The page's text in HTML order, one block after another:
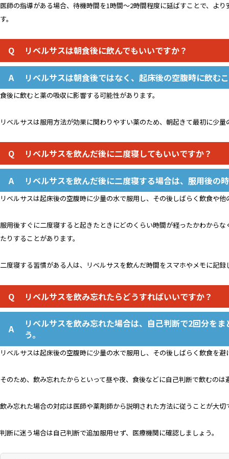
医師の指導がある場合、待機時間を1時間〜2時間程度に延ばすことで、よ
す。
リベルサスは朝食後に飲んでもいいですか？
リベルサスは朝食後ではなく、起床後の空腹時に飲む
食後に飲むと薬の吸収に影響する可能性があります。
リベルサスは服用方法が効果に関わりやすい薬のため、朝起きて最初に少
リベルサスを飲んだ後に二度寝してもいいですか？
リベルサスを飲んだ後に二度寝する場合は、服用後の
リベルサスは起床後の空腹時に少量の水で服用し、その後しばらく飲食や
服用後すぐに二度寝すると起きたときにどのくらい時間が経ったかわから
たりすることがあります。
二度寝する習慣がある人は、リベルサスを飲んだ時間をスマホやメモに記録
リベルサスを飲み忘れたらどうすればいいですか？
リベルサスを飲み忘れた場合は、自己判断で2回分を
う。
リベルサスは起床後の空腹時に少量の水で服用し、その後しばらく飲食を
そのため、飲み忘れたからといって昼や夜、食後などに自己判断で飲むのは
飲み忘れた場合の対応は医師や薬剤師から説明された方法に従うことが大切
判断に迷う場合は自己判断で追加服用せず、医療機関に確認しましょう。